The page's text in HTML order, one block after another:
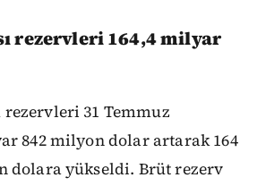
rezervleri 164,4 milyar
31 Temmuz
842 milyon dolar artarak 164
dolara yükseldi. Brüt rezerv